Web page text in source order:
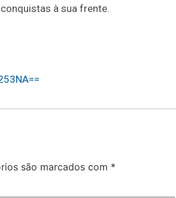
à sua frente.
são marcados com *